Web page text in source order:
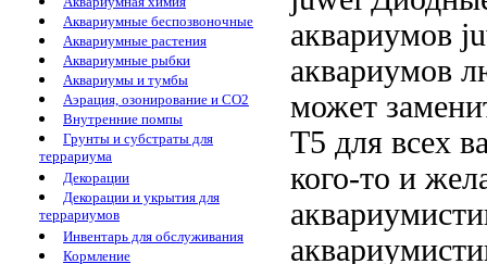
Аквариумные беспозвоночные
Аквариумные растения
Аквариумные рыбки
Аквариумы и тумбы
Аэрация, озонирование и CO2
Внутренние помпы
Грунты и субстраты для
террариума
Декорации
Декорации и укрытия для
террариумов
Инвентарь для обслуживания
Кормление
аквариумов
аквариумов
может
Т5 для всех
кого-то и